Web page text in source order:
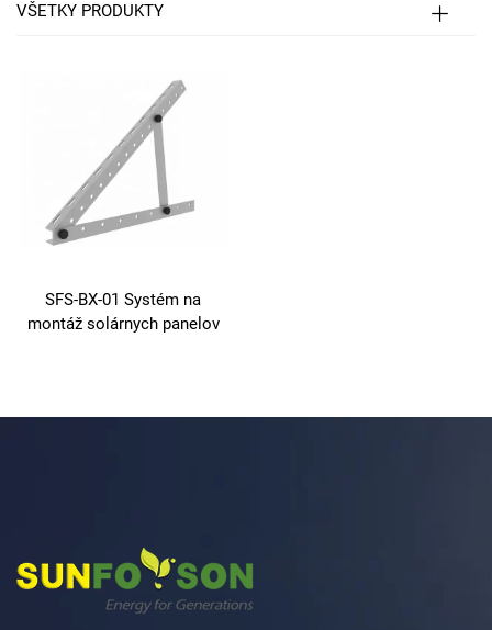
VŠETKY PRODUKTY
SFS-BX-01 Systém na
montáž solárnych panelov